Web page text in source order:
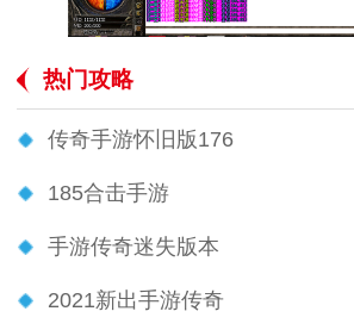
热门攻略
传奇手游怀旧版176
185合击手游
手游传奇迷失版本
2021新出手游传奇